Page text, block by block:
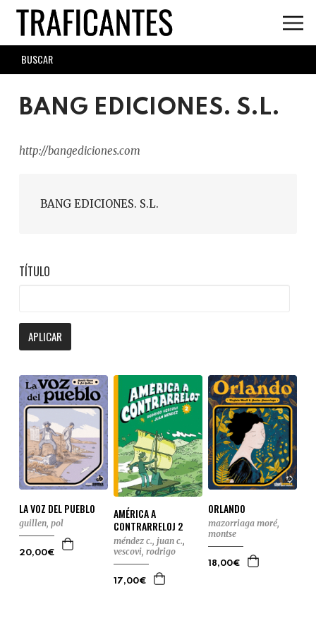
Skip
main
content
SEARCH
FORM
BANG EDICIONES. S.L.
http://bangediciones.com
BANG EDICIONES. S.L.
TÍTULO
APLICAR
LA VOZ DEL PUEBLO
guillen, pol
20,00€
AMÉRICA A
CONTRARRELOJ 2
méndez c., juan c.,
vescovi, rodrigo
17,00€
ORLANDO
mazorriaga moré,
montse
18,00€